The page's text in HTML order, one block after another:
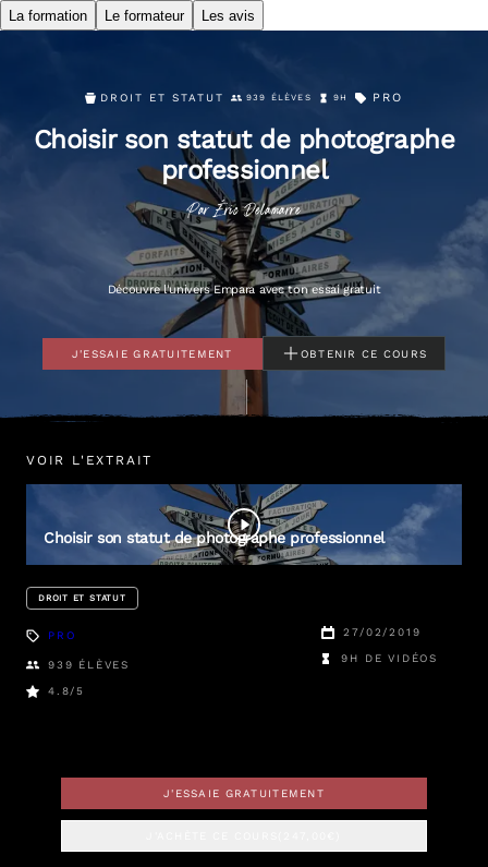
La formation Le formateur Les avis
DROIT ET STATUT 939 ÉLÈVES 9H PRO
Choisir son statut de photographe
professionnel
Par Éric Delamarre
Découvre l'univers Empara avec ton essai gratuit
J'ESSAIE GRATUITEMENT OBTENIR CE COURS
VOIR L'EXTRAIT
Choisir son statut de photographe professionnel
DROIT ET STATUT
PRO
939 ÉLÈVES
4.8/5
27/02/2019
9H DE VIDÉOS
J'ESSAIE GRATUITEMENT